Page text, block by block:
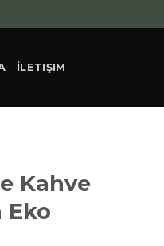
İLETIŞIM
Kahve
Eko